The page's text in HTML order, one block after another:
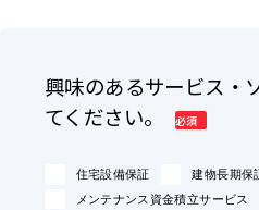
興味のあるサービス・
てください。
住宅設備保証
建物長期保
メンテナンス資金積立サービス